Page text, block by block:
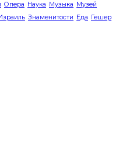
Опера Наука Музыка Музей
Знаменитости Еда Гешер